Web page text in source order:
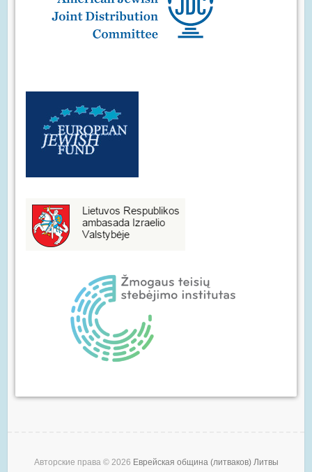
Авторские права © 2026 Еврейская община (литваков) Литвы